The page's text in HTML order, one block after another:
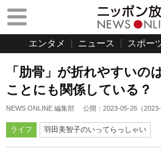
エンタメ ニュース スポー
「肋骨」が折れやすいの
ことにも関係している？
NEWS ONLINE 編集部 公開： 2023-05-26 （
ライフ 羽田美智子のいってらっしゃい